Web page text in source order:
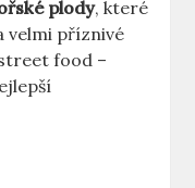
plody, které
velmi příznivé
food –